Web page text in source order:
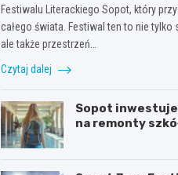
Festiwalu Literackiego Sopot, który
całego świata. Festiwal ten to nie
ale także przestrzeń…
Czytaj dalej
Sopot inwestuje
na remonty